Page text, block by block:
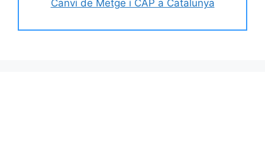
Canvi de Metge i CAP a Catalunya